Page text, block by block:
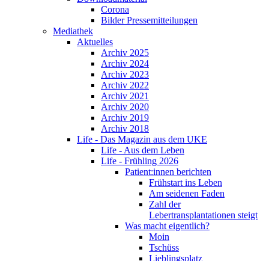
Corona
Bilder Pressemitteilungen
Mediathek
Aktuelles
Archiv 2025
Archiv 2024
Archiv 2023
Archiv 2022
Archiv 2021
Archiv 2020
Archiv 2019
Archiv 2018
Life - Das Magazin aus dem UKE
Life - Aus dem Leben
Life - Frühling 2026
Patient:innen berichten
Frühstart ins Leben
Am seidenen Faden
Zahl der
Lebertransplantationen steigt
Was macht eigentlich?
Moin
Tschüss
Lieblingsplatz